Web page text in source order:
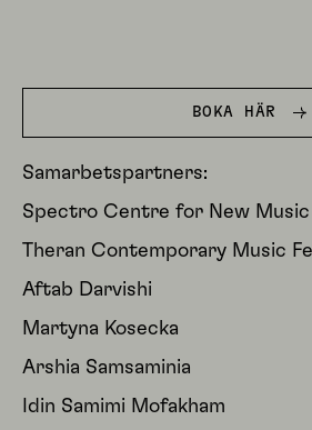
BOKA HÄR
Samarbetspartners:
Spectro Centre for New Music
Theran Contemporary Music
Aftab Darvishi
Martyna Kosecka
Arshia Samsaminia
Idin Samimi Mofakham